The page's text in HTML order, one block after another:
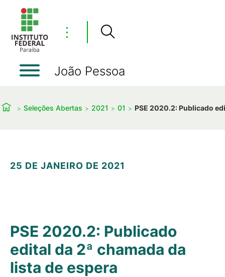
⋮
João Pessoa
Seleções Abertas 2021 01 PSE 2020.2: Publicado
25 DE JANEIRO DE 2021
PSE 2020.2: Publicado
edital da 2ª chamada da
lista de espera